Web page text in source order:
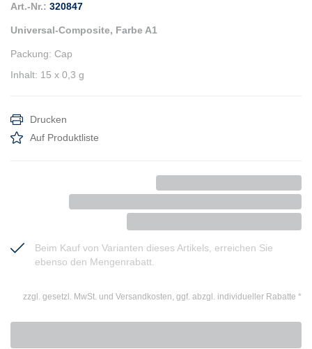
Beim Kauf von Varianten dieses Artikels, erreichen Sie
ebenso den Mengenrabatt.
Art.-Nr.: 320847
Universal-Composite, Farbe A1
Packung: Cap
Inhalt: 15 x 0,3 g
Drucken
Auf Produktliste
zzgl. gesetzl. MwSt. und Versandkosten, ggf. abzgl. individueller Rabatte *